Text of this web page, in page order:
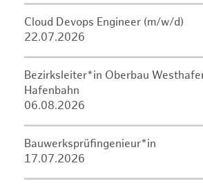
Cloud Devops Engineer (m/w/d)
22.07.2026
Bezirksleiter*in Oberbau
Hafenbahn
06.08.2026
Bauwerksprüfingenieur*in
17.07.2026